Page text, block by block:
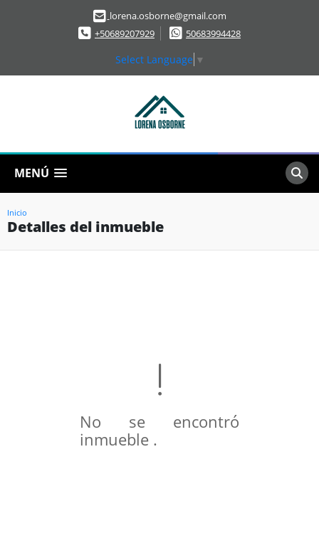
lorena.osborne@gmail.com
+50689207929
50683994428
Select Language ▼
MENÚ
Inicio
Detalles del inmueble
No se encontró
inmueble .